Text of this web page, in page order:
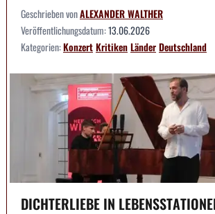
Geschrieben vonALEXANDER WALTHER
Veröffentlichungsdatum:13.06.2026
Kategorien:KonzertKritikenLänderDeutschland
DICHTERLIEBE IN